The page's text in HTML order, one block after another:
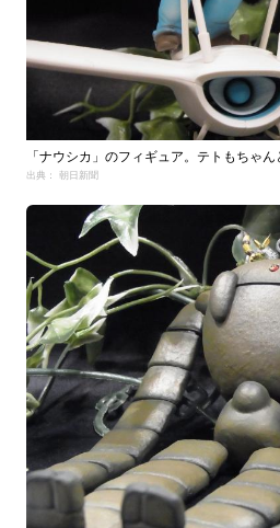
「ナウシカ」のフィギュア。テトもちゃ
出典： 朝日新聞